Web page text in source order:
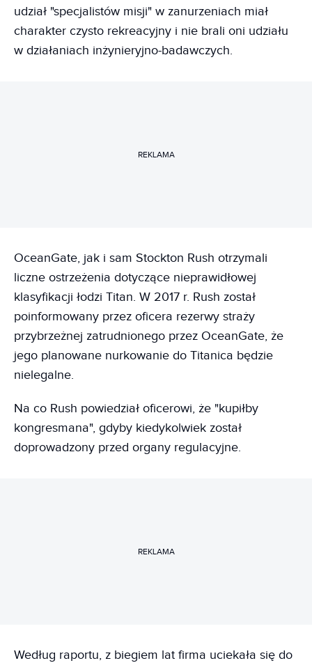
udział "specjalistów misji" w zanurzeniach miał
charakter czysto rekreacyjny i nie brali oni udziału
w działaniach inżynieryjno-badawczych.
REKLAMA
OceanGate, jak i sam Stockton Rush otrzymali
liczne ostrzeżenia dotyczące nieprawidłowej
klasyfikacji łodzi Titan. W 2017 r. Rush został
poinformowany przez oficera rezerwy straży
przybrzeżnej zatrudnionego przez OceanGate, że
jego planowane nurkowanie do Titanica będzie
nielegalne.
Na co Rush powiedział oficerowi, że "kupiłby
kongresmana", gdyby kiedykolwiek został
doprowadzony przed organy regulacyjne.
REKLAMA
Według raportu, z biegiem lat firma uciekała się do